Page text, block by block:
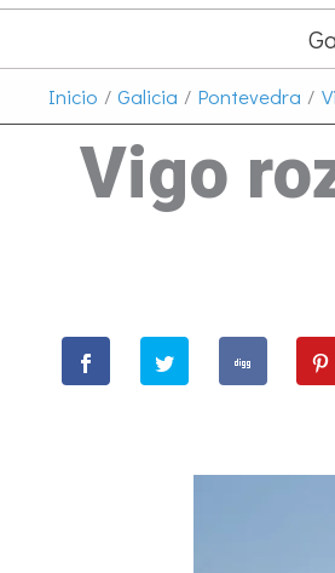
Inicio Galicia Pontevedra
Vigo